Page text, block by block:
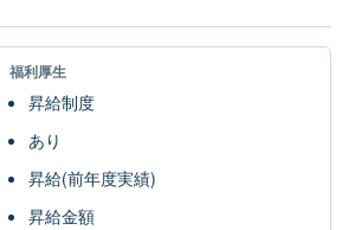
福利厚生
昇給制度
あり
昇給(前年度実績)
昇給金額